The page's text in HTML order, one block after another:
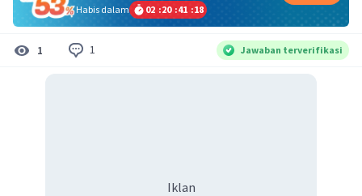
Habis dalam
02 :20 :41 :18
1 1 Jawaban terverifikasi
Iklan